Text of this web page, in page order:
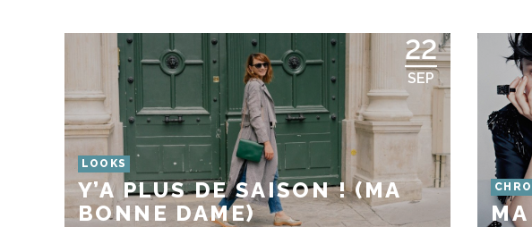
22
SEP
LOOKS
Y’A PLUS DE SAISON ! (MA
BONNE DAME)